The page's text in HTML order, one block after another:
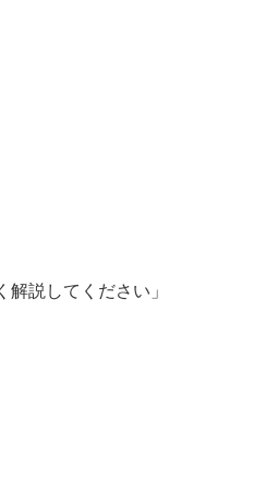
解説してください」